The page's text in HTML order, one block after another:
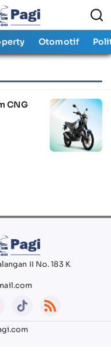
Otomotif
CNG
II No. 183 K